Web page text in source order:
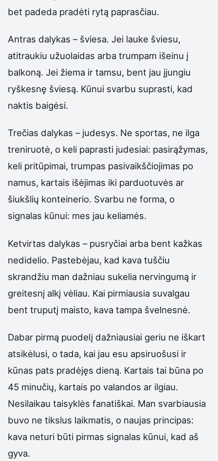
bet padeda pradėti rytą paprasčiau.
Antras dalykas – šviesa. Jei lauke šviesu,
atitraukiu užuolaidas arba trumpam išeinu į
balkoną. Jei žiema ir tamsu, bent jau įjungiu
ryškesnę šviesą. Kūnui svarbu suprasti, kad
naktis baigėsi.
Trečias dalykas – judesys. Ne sportas, ne ilga
treniruotė, o keli paprasti judesiai: pasirąžymas,
keli pritūpimai, trumpas pasivaikščiojimas po
namus, kartais išėjimas iki parduotuvės ar
šiukšlių konteinerio. Svarbu ne forma, o
signalas kūnui: mes jau keliamės.
Ketvirtas dalykas – pusryčiai arba bent kažkas
nedidelio. Pastebėjau, kad kava tuščiu
skrandžiu man dažniau sukelia nervingumą ir
greitesnį alkį vėliau. Kai pirmiausia suvalgau
bent truputį maisto, kava tampa švelnesnė.
Dabar pirmą puodelį dažniausiai geriu ne iškart
atsikėlusi, o tada, kai jau esu apsiruošusi ir
kūnas pats pradėjęs dieną. Kartais tai būna po
45 minučių, kartais po valandos ar ilgiau.
Nesilaikau taisyklės fanatiškai. Man svarbiausia
buvo ne tikslus laikmatis, o naujas principas:
kava neturi būti pirmas signalas kūnui, kad aš
gyva.